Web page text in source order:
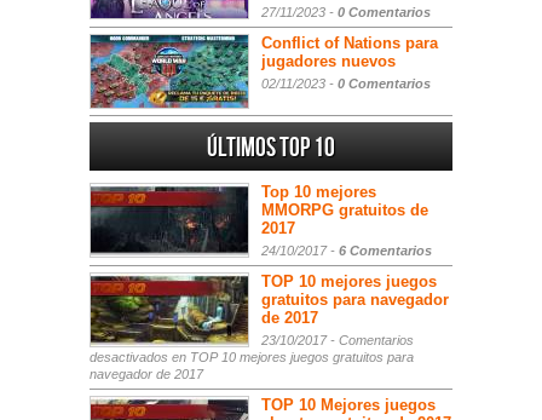
27/11/2023 - 0 Comentarios
Conflict of Nations para
jugadores nuevos
02/11/2023 - 0 Comentarios
Últimos Top 10
Top 10 mejores
MMORPG gratuitos de
2017
24/10/2017 - 6 Comentarios
TOP 10 mejores juegos
gratuitos para navegador
de 2017
23/10/2017 - Comentarios
desactivados en TOP 10 mejores juegos gratuitos para
navegador de 2017
TOP 10 Mejores juegos